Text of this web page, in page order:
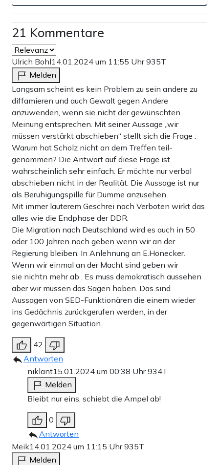
21 Kommentare
Ulrich Bohl14.01.2024 um 11:55 Uhr935T
Melden
Langsam scheint es kein Problem zu sein andere zu
diffamieren und auch Gewalt gegen Andere
anzuwenden, wenn sie nicht der gewünschten
Meinung entsprechen. Mit seiner Aussage „wir
müssen verstärkt abschieben“ stellt sich die Frage :
Warum hat Scholz nicht an dem Treffen teil-
genommen? Die Antwort auf diese Frage ist
wahrscheinlich sehr einfach. Er möchte nur verbal
abschieben nicht in der Realität. Die Aussage ist nur
als Beruhigungspille für Dumme anzusehen.
Mit immer lauterem Geschrei nach Verboten wirkt das
alles wie die Endphase der DDR.
Die Migration nach Deutschland wird es auch in 50
oder 100 Jahren noch geben wenn wir an der
Regierung bleiben. In Anlehnung an E.Honecker.
Wenn wir einmal an der Macht sind geben wir
sie nichtn mehr ab . Es muss demokratisch aussehen
aber wir müssen das Sagen haben. Das sind
Aussagen von SED-Funktionären die einem wieder
ins Gedächnis zurückgerufen werden, in der
gegenwärtigen Situation.
42
Antworten
niklant15.01.2024 um 00:38 Uhr934T
Melden
Bleibt nur eins, schiebt die Ampel ab!
0
Antworten
Meik14.01.2024 um 11:15 Uhr935T
Melden